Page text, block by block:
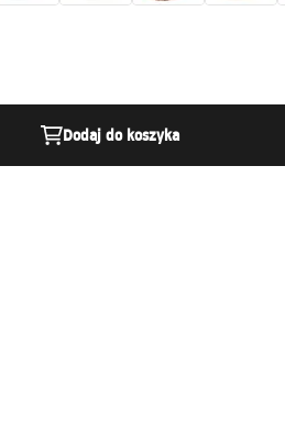
Dodaj do koszyka